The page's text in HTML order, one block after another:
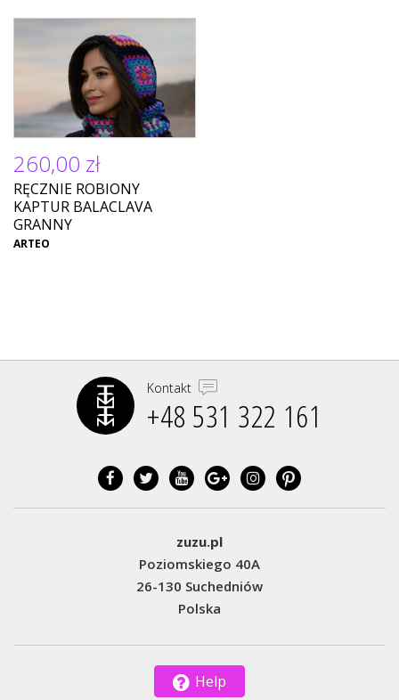
260,00 zł
RĘCZNIE ROBIONY
KAPTUR BALACLAVA
GRANNY
ARTEO
Kontakt
+48 531 322 161‬
zuzu.pl
Poziomskiego 40A
26-130 Suchedniów
Polska
Help